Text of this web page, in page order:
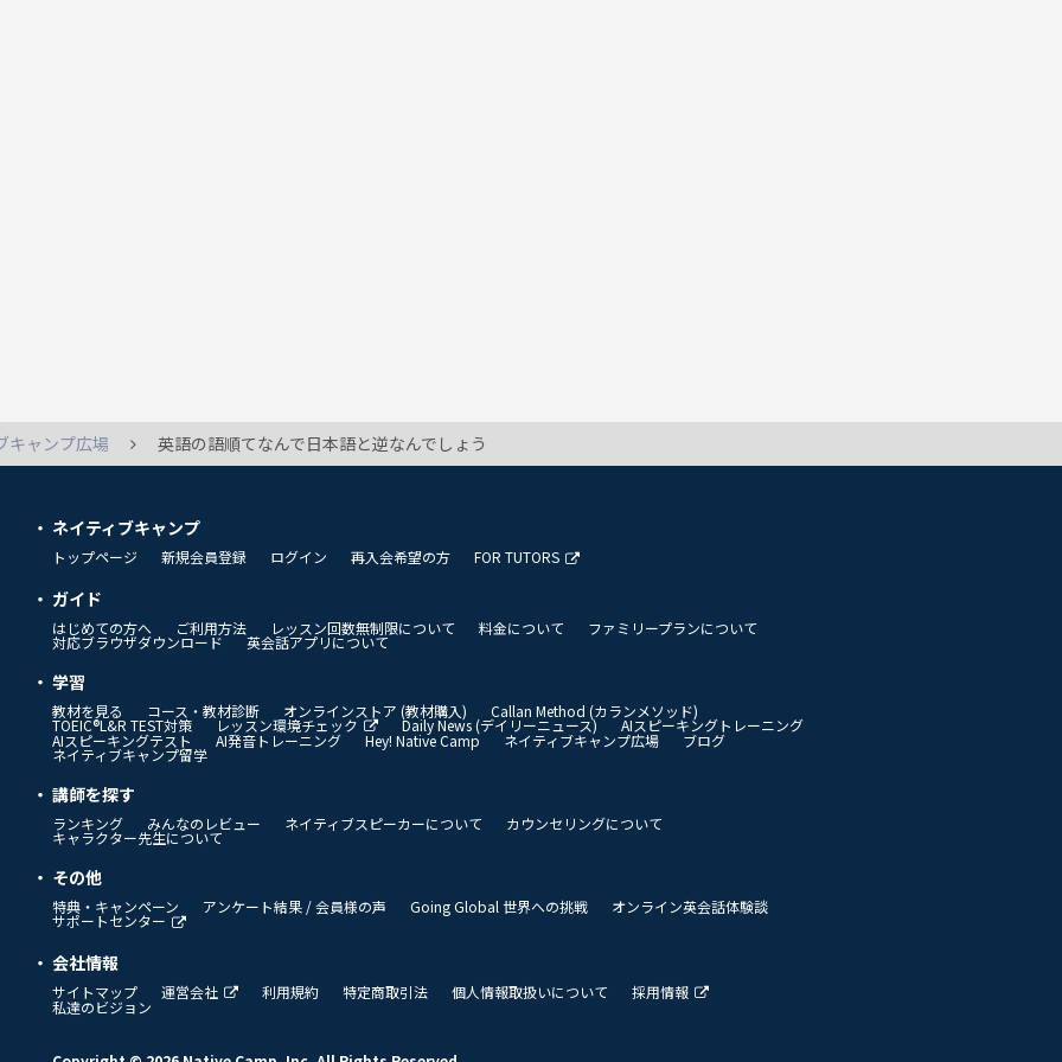
キャンプ広場 英語の語順てなんで日本語と逆なんでしょう
ネイティブキャンプ
トップページ 新規会員登録 ログイン 再入会希望の方 FOR TUTORS
ガイド
はじめての方へ ご利用方法 レッスン回数無制限について 料金について ファミリープランについて
対応ブラウザダウンロード 英会話アプリについて
学習
教材を見る コース・教材診断 オンラインストア (教材購入) Callan Method (カランメソッド)
TOEIC®L&R TEST対策 レッスン環境チェック Daily News (デイリーニュース)
AIスピーキングトレーニング
AIスピーキングテスト
AI発音トレーニング Hey! Native Camp ネイティブキャンプ広場 ブログ
ネイティブキャンプ留学
講師を探す
ランキング みんなのレビュー ネイティブスピーカーについて カウンセリングについて
キャラクター先生について
その他
特典・キャンペーン アンケート結果 / 会員様の声 Going Global 世界への挑戦 オンライン英会話体験談
サポートセンター
会社情報
サイトマップ 運営会社 利用規約 特定商取引法 個人情報取扱いについて 採用情報
私達のビジョン